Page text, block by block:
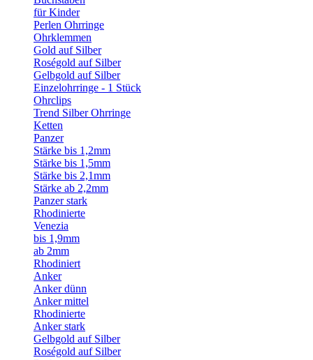
für Kinder
Perlen Ohrringe
Ohrklemmen
Gold auf Silber
Roségold auf Silber
Gelbgold auf Silber
Einzelohrringe - 1 Stück
Ohrclips
Trend Silber Ohrringe
Ketten
Panzer
Stärke bis 1,2mm
Stärke bis 1,5mm
Stärke bis 2,1mm
Stärke ab 2,2mm
Panzer stark
Rhodinierte
Venezia
bis 1,9mm
ab 2mm
Rhodiniert
Anker
Anker dünn
Anker mittel
Rhodinierte
Anker stark
Gelbgold auf Silber
Roségold auf Silber